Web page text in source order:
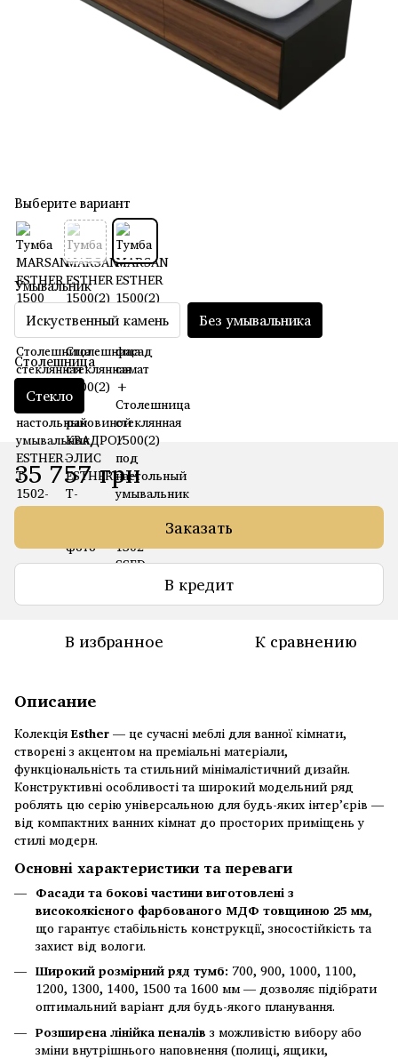
Выберите вариант
Умывальник
Искуственный камень Без умывальника
Столешница
Стекло
35 757 грн
Заказать
В кредит
В избранное К сравнению
Описание
КолекціяEsther— це сучасні меблі для ванної кімнати,
створені з акцентом на преміальні матеріали,
функціональність та стильний мінімалістичний дизайн.
Конструктивні особливості та широкий модельний ряд
роблять цю серію універсальною для будь-яких інтер’єрів —
від компактних ванних кімнат до просторих приміщень у
стилі модерн.
Основні характеристики та переваги
Фасади та бокові частини виготовлені з
високоякісного фарбованого МДФ товщиною 25 мм,
що гарантує стабільність конструкції, зносостійкість та
захист від вологи.
Широкий розмірний ряд тумб: 700, 900, 1000, 1100,
1200, 1300, 1400, 1500 та 1600 мм — дозволяє підібрати
оптимальний варіант для будь-якого планування.
Розширена лінійка пеналів з можливістю вибору або
зміни внутрішнього наповнення (полиці, ящики,